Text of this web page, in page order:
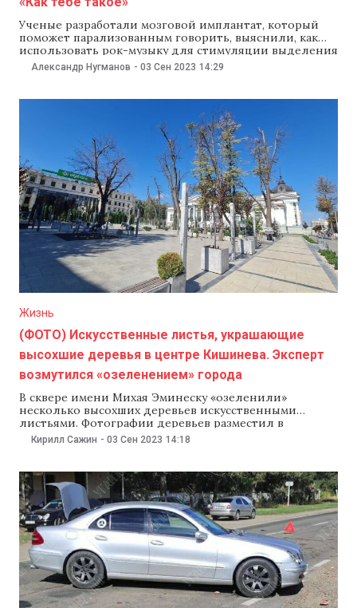
Ученые разработали мозговой имплантат, который
поможет парализованным говорить, выяснили, как
использовать рок-музыку для стимуляции выделения
инсулина, и пришли к выводу, что маленькие дети
будут медленнее развиваться, если оставлять их
науки — в еженедельном подкасте NM «Как тебе
такое» с Александром Нугмановым. «Как
Александр Нугманов - 03 Сен 2023 14:29
Жизнь
(ФОТО) Искусственные листья, украшающие
высохшие деревья в центре Кишинева. Эксперт
возмутился «озеленением» города
В сквере имени Михая Эминеску «озеленили»
несколько высохших деревьев искусственными
листьями. Фотографии деревьев разместил в
социальных сетях эксперт в области
градостроительства Роман Гунявый. «Я не знаю, в
спиливают большинство деревьев в сквере, а потом
понимают, что оставшиеся деревья тоже высохли. И
внезапно кому-то в голову
Кирилл Сажин - 03 Сен 2023 14:18